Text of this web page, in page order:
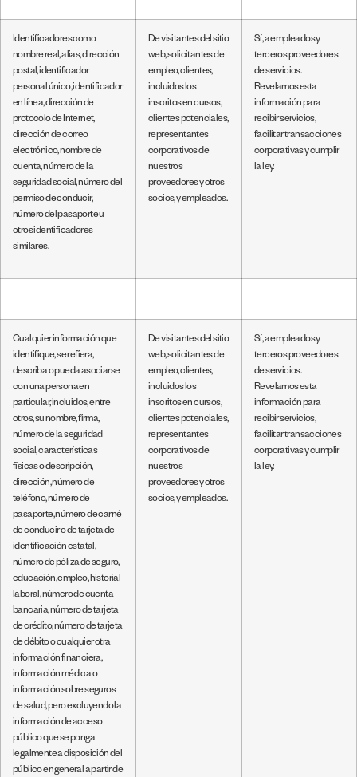
Identificadores como
nombre real, alias, dirección
postal, identificador
personal único, identificador
en línea, dirección de
protocolo de Internet,
dirección de correo
electrónico, nombre de
cuenta, número de la
seguridad social, número del
permiso de conducir,
número del pasaporte u
otros identificadores
similares.
De visitantes del sitio
web, solicitantes de
empleo, clientes,
incluidos los
inscritos en cursos,
clientes potenciales,
representantes
corporativos de
nuestros
proveedores y otros
socios, y empleados.
Sí, a empleados y
terceros proveedores
de servicios.
Revelamos esta
información para
recibir servicios,
facilitar transacciones
corporativas y cumplir
la ley.
Cualquier información que
identifique, se refiera,
describa o pueda asociarse
con una persona en
particular, incluidos, entre
otros, su nombre, firma,
número de la seguridad
social, características
físicas o descripción,
dirección, número de
teléfono, número de
pasaporte, número de carné
de conducir o de tarjeta de
identificación estatal,
número de póliza de seguro,
educación, empleo, historial
laboral, número de cuenta
bancaria, número de tarjeta
de crédito, número de tarjeta
de débito o cualquier otra
información financiera,
información médica o
información sobre seguros
de salud, pero excluyendo la
información de acceso
público que se ponga
legalmente a disposición del
público en general a partir de
De visitantes del sitio
web, solicitantes de
empleo, clientes,
incluidos los
inscritos en cursos,
clientes potenciales,
representantes
corporativos de
nuestros
proveedores y otros
socios, y empleados.
Sí, a empleados y
terceros proveedores
de servicios.
Revelamos esta
información para
recibir servicios,
facilitar transacciones
corporativas y cumplir
la ley.